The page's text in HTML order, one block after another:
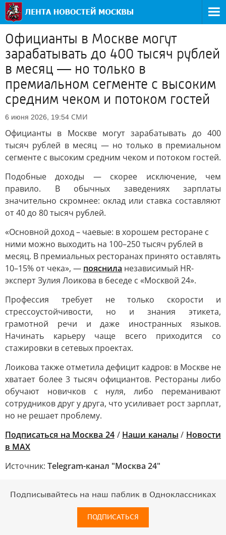
Официанты в Москве могут
зарабатывать до 400 тысяч рублей
в месяц — но только в
премиальном сегменте с высоким
средним чеком и потоком гостей
6 июня 2026, 19:54 СМИ
Официанты в Москве могут зарабатывать до 400
тысяч рублей в месяц — но только в премиальном
сегменте с высоким средним чеком и потоком гостей.
Подобные доходы — скорее исключение, чем
правило. В обычных заведениях зарплаты
значительно скромнее: оклад или ставка составляют
от 40 до 80 тысяч рублей.
«Основной доход – чаевые: в хорошем ресторане с
ними можно выходить на 100–250 тысяч рублей в
месяц. В премиальных ресторанах принято оставлять
10–15% от чека», — пояснила независимый HR-
эксперт Зулия Лоикова в беседе с «Москвой 24».
Профессия требует не только скорости и
стрессоустойчивости, но и знания этикета,
грамотной речи и даже иностранных языков.
Начинать карьеру чаще всего приходится со
стажировки в сетевых проектах.
Лоикова также отметила дефицит кадров: в Москве не
хватает более 3 тысяч официантов. Рестораны либо
обучают новичков с нуля, либо переманивают
сотрудников друг у друга, что усиливает рост зарплат,
но не решает проблему.
Подписаться на Москва 24/ Наши каналы / Новости
в MAX
Источник: Telegram-канал "Москва 24"
Подписывайтесь на наш паблик в Одноклассниках
ПОДПИСАТЬСЯ